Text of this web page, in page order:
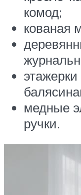
комод;
кованая
медные
ручки.